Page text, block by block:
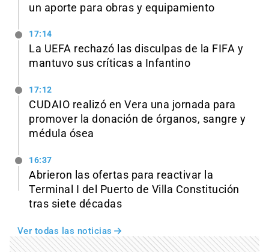
un aporte para obras y equipamiento
17:14
La UEFA rechazó las disculpas de la FIFA y
mantuvo sus críticas a Infantino
17:12
CUDAIO realizó en Vera una jornada para
promover la donación de órganos, sangre y
médula ósea
16:37
Abrieron las ofertas para reactivar la
Terminal I del Puerto de Villa Constitución
tras siete décadas
Ver todas las noticias